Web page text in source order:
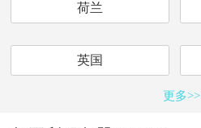
荷兰
英国
更多>>